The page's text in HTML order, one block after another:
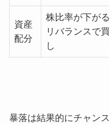
資産
配分
株比率が下が
リバランスで
し
暴落は結果的にチャン